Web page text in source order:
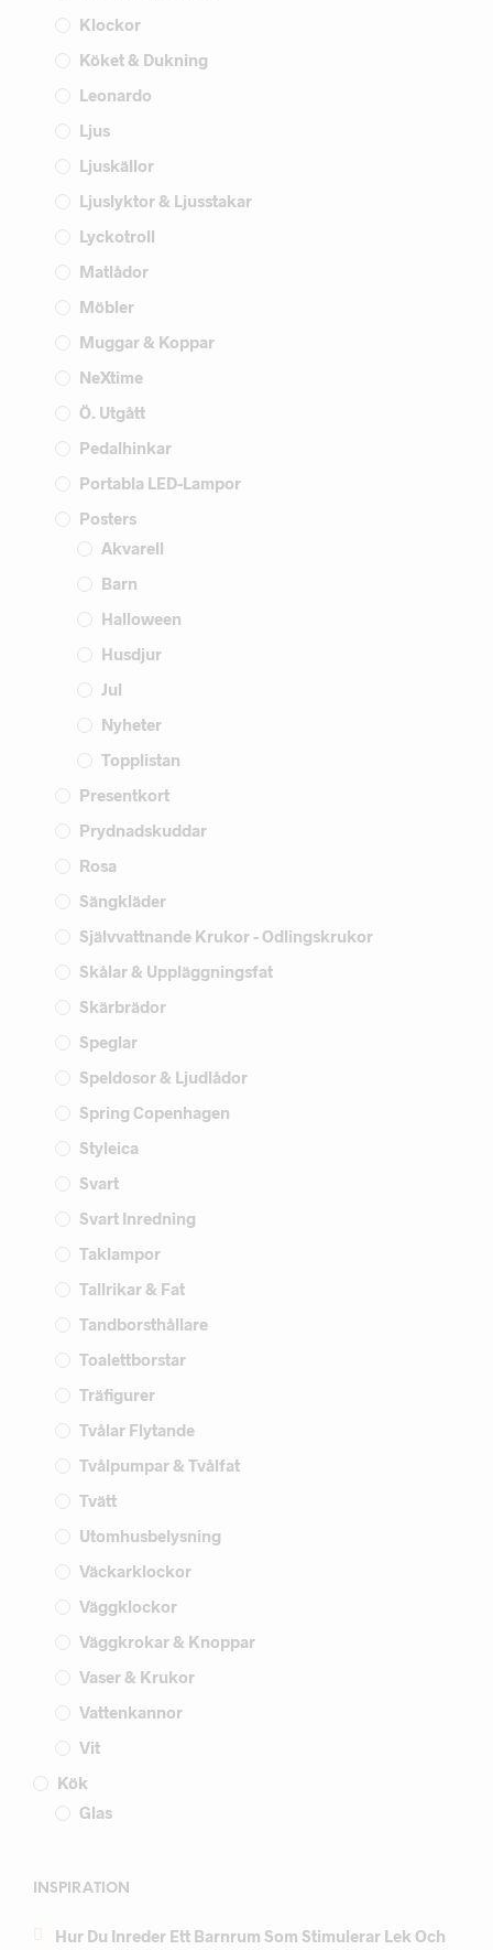
Klockor
Köket & Dukning
Leonardo
Ljus
Ljuskällor
Ljuslyktor & Ljusstakar
Lyckotroll
Matlådor
Möbler
Muggar & Koppar
NeXtime
Ö. Utgått
Pedalhinkar
Portabla LED-Lampor
Posters
Akvarell
Barn
Halloween
Husdjur
Jul
Nyheter
Topplistan
Presentkort
Prydnadskuddar
Rosa
Sängkläder
Självvattnande Krukor - Odlingskrukor
Skålar & Uppläggningsfat
Skärbrädor
Speglar
Speldosor & Ljudlådor
Spring Copenhagen
Styleica
Svart
Svart Inredning
Taklampor
Tallrikar & Fat
Tandborsthållare
Toalettborstar
Träfigurer
Tvålar Flytande
Tvålpumpar & Tvålfat
Tvätt
Utomhusbelysning
Väckarklockor
Väggklockor
Väggkrokar & Knoppar
Vaser & Krukor
Vattenkannor
Vit
Kök
Glas
INSPIRATION
Hur Du Inreder Ett Barnrum Som Stimulerar Lek Och